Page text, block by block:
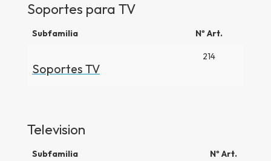
Soportes para TV
Subfamilia Nº Art.
Soportes TV
214
Television
Subfamilia Nº Art.